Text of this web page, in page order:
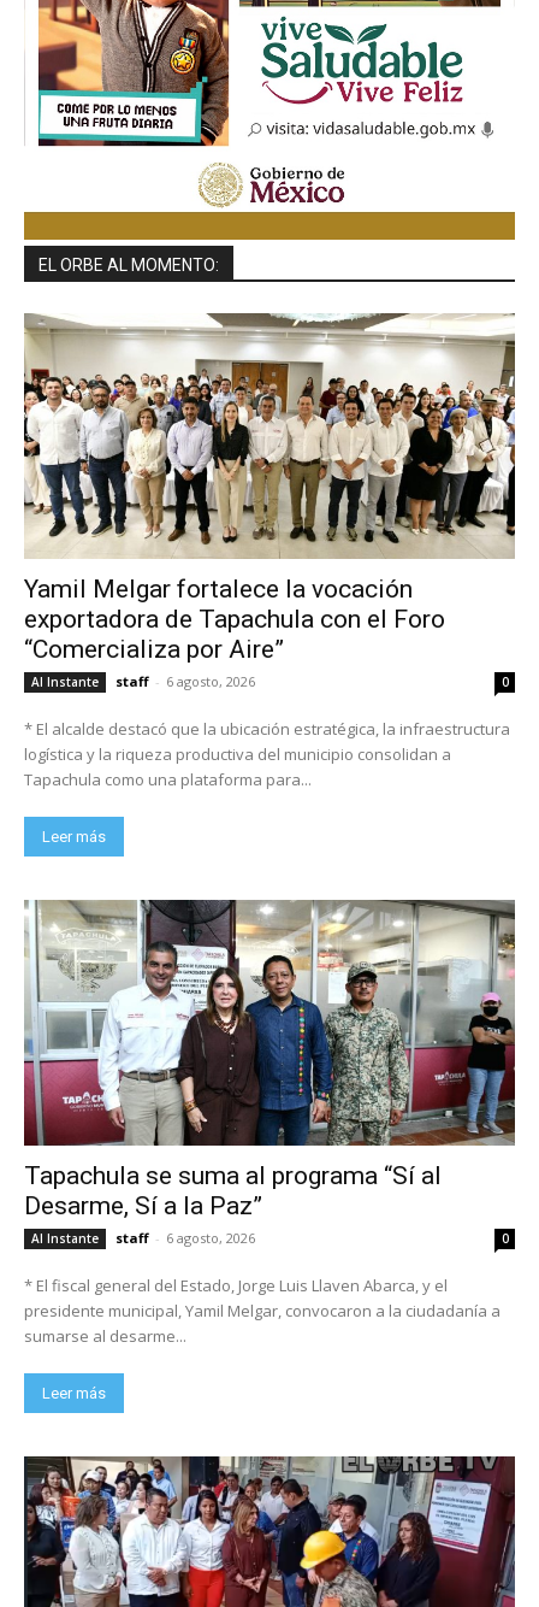
EL ORBE AL MOMENTO:
Yamil Melgar fortalece la vocación
exportadora de Tapachula con el Foro
“Comercializa por Aire”
Al Instante staff - 6 agosto, 2026 0
* El alcalde destacó que la ubicación estratégica, la infraestructura
logística y la riqueza productiva del municipio consolidan a
Tapachula como una plataforma para...
Leer más
Tapachula se suma al programa “Sí al
Desarme, Sí a la Paz”
Al Instante staff - 6 agosto, 2026 0
* El fiscal general del Estado, Jorge Luis Llaven Abarca, y el
presidente municipal, Yamil Melgar, convocaron a la ciudadanía a
sumarse al desarme...
Leer más